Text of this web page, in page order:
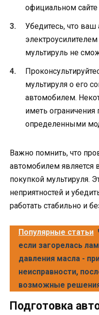
официальном сайте
Убедитесь, что
мультируль не
мультируля о его
автомобилем.
иметь
определенными
Важно помнить, что
автомобилем
покупкой мультируля.
неприятностей и
работать стабильно и
Популярные статьи
если загорелась
давления масла -
неисправности,
возможные
Подготовка